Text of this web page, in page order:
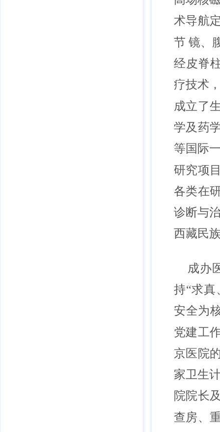
术导航
节 镜、
经皮脊
疗技术
成立了
学及药
等国际
研究项
各类在
诊断与
西藏民
成办
持“求真
安全为
党建工
京医院
家卫生
院院长
查房、